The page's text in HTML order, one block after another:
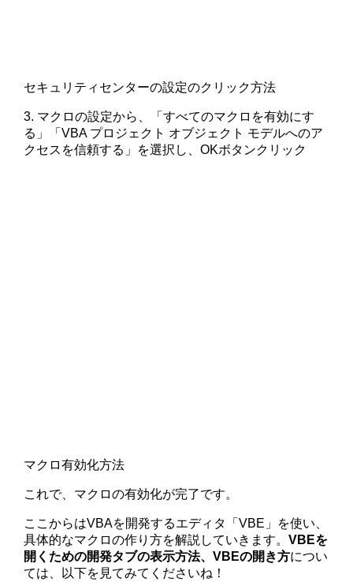
セキュリティセンターの設定のクリック方法
3. マクロの設定から、「すべてのマクロを有効にす
る」「VBA プロジェクト オブジェクト モデルへのア
クセスを信頼する」を選択し、OKボタンクリック
マクロ有効化方法
これで、マクロの有効化が完了です。
ここからはVBAを開発するエディタ「VBE」を使い、
具体的なマクロの作り方を解説していきます。VBEを
開くための開発タブの表示方法、VBEの開き方につい
ては、以下を見てみてくださいね！